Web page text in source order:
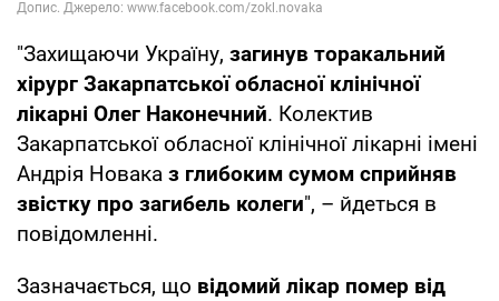
"Захищаючи Україну, загинув торакальний
хірург Закарпатської обласної клінічної
лікарні Олег Наконечний. Колектив
Закарпатської обласної клінічної лікарні імені
Андрія Новака з глибоким сумом сприйняв
звістку про загибель колеги", – йдеться в
повідомленні.
Зазначається, що відомий лікар помер від